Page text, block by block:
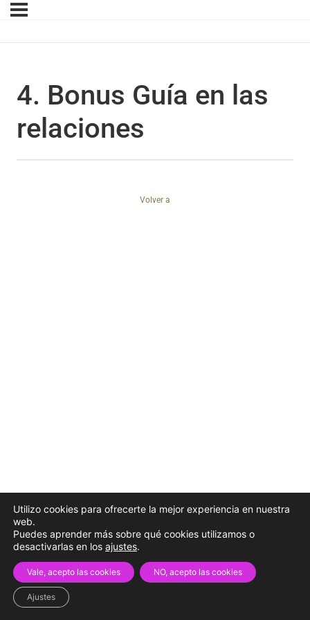
4. Bonus Guía en las
relaciones
Volver a
Utilizo cookies para ofrecerte la mejor experiencia en nuestra
web.
Puedes aprender más sobre qué cookies utilizamos o
desactivarlas en los ajustes.
Vale, acepto las cookies NO, acepto las cookies
Ajustes